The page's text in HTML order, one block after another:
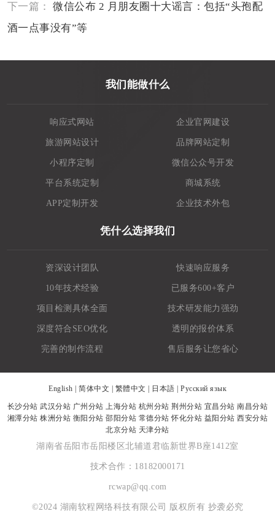
下一篇：微信公布 2 月朋友圈十大谣言：包括“头孢配
酒一点事没有”等
我们能做什么
响应式网站 企业官网建设
旅游网站设计 品牌网站定制
小程序定制 微信公众号开发
平台系统定制 商城系统
APP定制开发 企业技术外包
凭什么选择我们
资深设计团队 快速响应服务
10年技术经验 已服务600+客户
项目检测具体全面 技术研发能力强劲
深度符合SEO优化 透明的报价体系
完善的制作流程 售后服务让您省心
English 简体中文 繁體中文 日本語 Русский язык
长沙分站 武汉分站 广州分站 上海分站 杭州分站 荆州分站 宜昌分站 南昌分站
湘潭分站 株洲分站 衡阳分站 邵阳分站 常德分站 怀化分站 益阳分站 西安分站
北京分站 天津分站
湖南省岳阳市岳阳楼区北辅道君临新世界B座1412室
技术合作：18182000171
rcwap@qq.com
©2024 湖南软程网络科技有限公司 版权所有 抄袭必究